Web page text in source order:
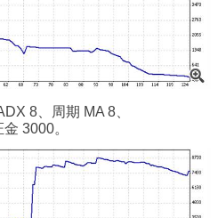
8、周期 MA 8、
3000。